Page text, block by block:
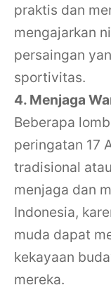
praktis dan
mengajarkan
persaingan
sportivitas.
4. Menjaga
Beberapa
peringatan 17
tradisional
menjaga dan
Indonesia,
muda dapat
kekayaan
mereka.